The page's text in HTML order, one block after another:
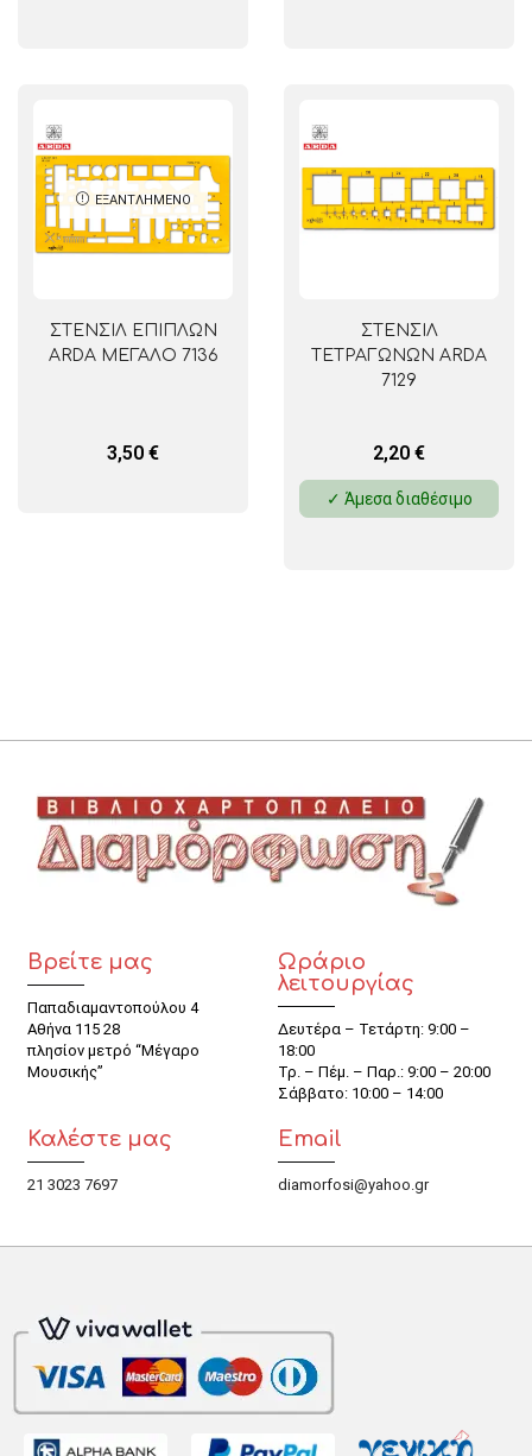
ΕΞΑΝΤΛΗΜΈΝΟ
ΣΤΕΝΣΙΛ ΕΠΙΠΛΩΝ
ARDA ΜΕΓΑΛΟ 7136
3,50 €
ΣΤΕΝΣΙΛ
ΤΕΤΡΑΓΩΝΩΝ ARDA
7129
2,20 €
✓ Άμεσα διαθέσιμο
Βρείτε μας
Παπαδιαμαντοπούλου 4
Αθήνα 115 28
πλησίον μετρό “Μέγαρο
Μουσικής”
Ωράριο
λειτουργίας
Δευτέρα – Τετάρτη: 9:00 –
18:00
Τρ. – Πέμ. – Παρ.: 9:00 – 20:00
Σάββατο: 10:00 – 14:00
Καλέστε μας
21 3023 7697
Email
diamorfosi@yahoo.gr